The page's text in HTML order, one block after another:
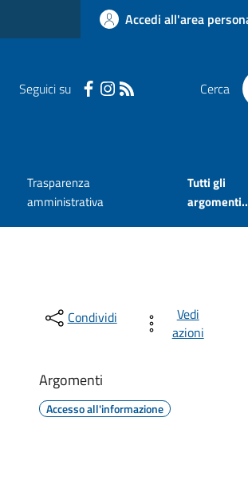
Accedi all'area
Seguici su Cerca
Trasparenza
amministrativa
Tutti gli
Condividi
Vedi
azioni
Argomenti
Accesso all'informazione